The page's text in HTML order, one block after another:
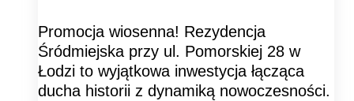
Promocja wiosenna! Rezydencja
Śródmiejska przy ul. Pomorskiej 28 w
Łodzi to wyjątkowa inwestycja łącząca
ducha historii z dynamiką nowoczesności.